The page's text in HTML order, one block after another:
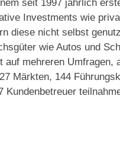
seit 1997 jährlich
Investments wie
diese nicht selbst
wie Autos und
mehreren Umfragen,
Märkten, 144
Kundenbetreuer